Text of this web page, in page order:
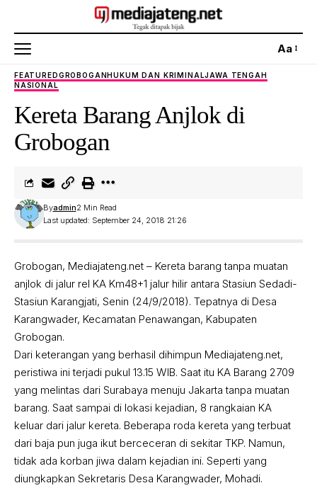
Aa
FEATUREDGROBOGANHUKUM DAN KRIMINALJAWA TENGAH
NASIONAL
Kereta Barang Anjlok di
Grobogan
Last updated: September 24, 2018 21:26
Byadmin2 Min Read
Grobogan, Mediajateng.net – Kereta barang tanpa muatan
anjlok di jalur rel KA Km48+1 jalur hilir antara Stasiun Sedadi-
Stasiun Karangjati, Senin (24/9/2018). Tepatnya di Desa
Karangwader, Kecamatan Penawangan, Kabupaten
Grobogan.
Dari keterangan yang berhasil dihimpun Mediajateng.net,
peristiwa ini terjadi pukul 13.15 WIB. Saat itu KA Barang 2709
yang melintas dari Surabaya menuju Jakarta tanpa muatan
barang. Saat sampai di lokasi kejadian, 8 rangkaian KA
keluar dari jalur kereta. Beberapa roda kereta yang terbuat
dari baja pun juga ikut berceceran di sekitar TKP. Namun,
tidak ada korban jiwa dalam kejadian ini. Seperti yang
diungkapkan Sekretaris Desa Karangwader, Mohadi.